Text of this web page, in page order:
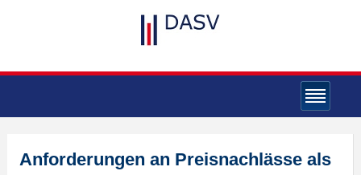
Anforderungen an Preisnachlässe als